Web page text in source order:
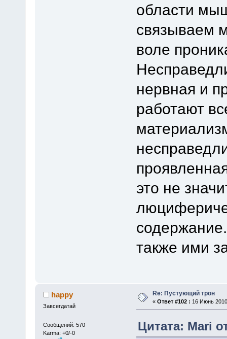
области
связываем
воле
нервная и
работают
это не
также ими
happy
Завсегдатай
Сообщений: 570
Karma: +0/-0
Re: Пустующий трон
« Ответ #102 : 16 Июнь
Цитата: Mari